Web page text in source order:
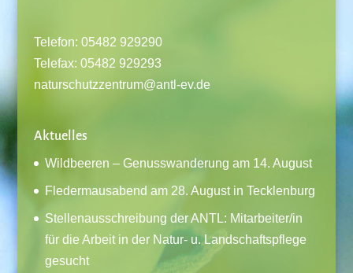
Telefon: 05482 929290
Telefax: 05482 929293
naturschutzzentrum@antl-ev.de
Aktuelles
Wildbeeren – Genusswanderung am 14. August
Fledermausabend am 28. August in Tecklenburg
Stellenausschreibung der ANTL: Mitarbeiter/in
für die Arbeit in der Natur- u. Landschaftspflege
gesucht